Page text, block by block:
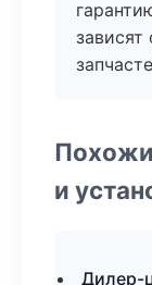
зависят
и
Дилер-